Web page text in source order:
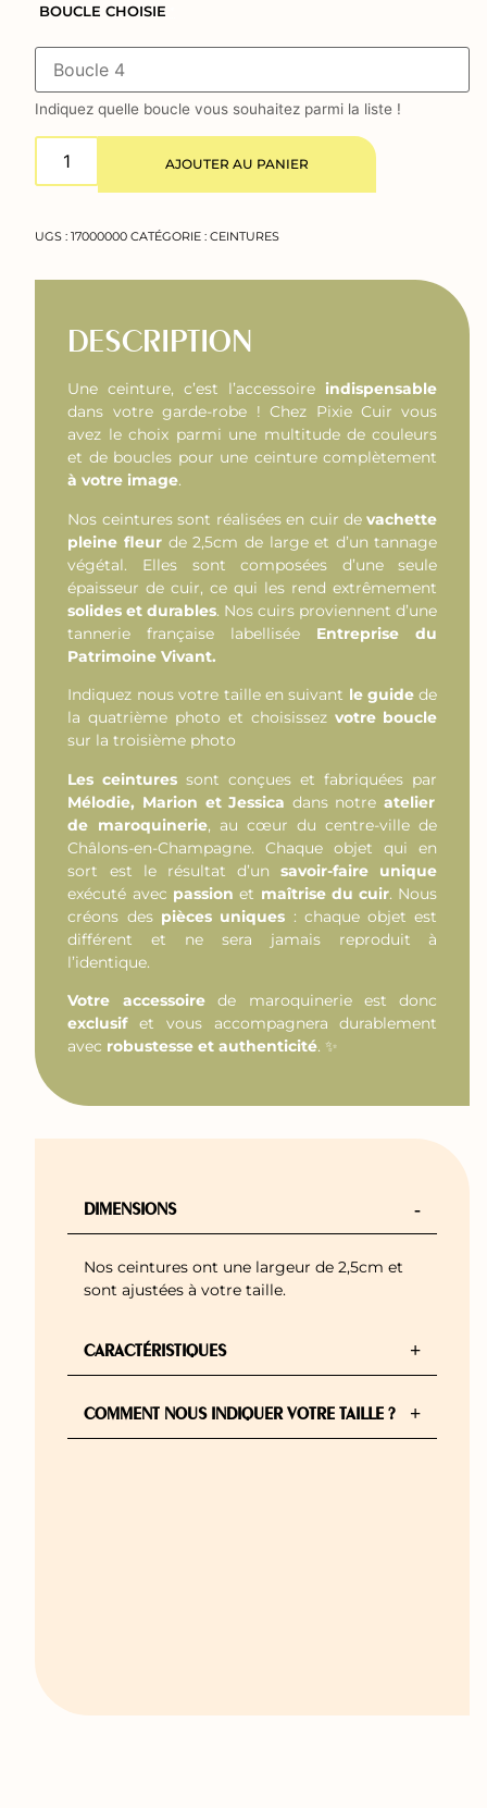
BOUCLE CHOISIE
Indiquez quelle boucle vous souhaitez parmi la liste !
AJOUTER AU PANIER
UGS :17000000 CATÉGORIE :CEINTURES
DESCRIPTION
Une ceinture, c’est l’accessoire indispensable
dans votre garde-robe ! Chez Pixie Cuir vous
avez le choix parmi une multitude de couleurs
et de boucles pour une ceinture complètement
à votre image.
Nos ceintures sont réalisées en cuir devachette
pleine fleur de 2,5cm de large et d’un tannage
végétal. Elles sont composées d’une seule
épaisseur de cuir, ce qui les rend extrêmement
solides et durables. Nos cuirs proviennent d’une
tannerie française labellisée Entreprise du
Patrimoine Vivant.
Indiquez nous votre taille en suivant le guide de
la quatrième photo et choisissez votre boucle
sur la troisième photo
Les ceintures sont conçues et fabriquées par
Mélodie, Marion et Jessica dans notre atelier
de maroquinerie, au cœur du centre-ville de
Châlons-en-Champagne. Chaque objet qui en
sort est le résultat d’unsavoir-faire unique
exécuté avec passion et maîtrise du cuir. Nous
créons des pièces uniques : chaque objet est
différent et ne sera jamais reproduit à
l’identique.
Votre accessoirede maroquinerie est donc
exclusifet vous accompagnera durablement
avec robustesse et authenticité. ✨
DIMENSIONS -
Nos ceintures ont une largeur de 2,5cm et
sont ajustées à votre taille.
CARACTÉRISTIQUES +
COMMENT NOUS INDIQUER VOTRE TAILLE ? +